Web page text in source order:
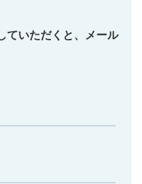
ていただくと、メール